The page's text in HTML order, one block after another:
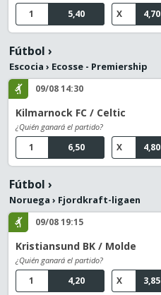
5,40
1 4,70
X
Fútbol ›
Escocia › Ecosse - Premiership
09/08 14:30
Kilmarnock FC / Celtic
¿Quién ganará el partido?
6,50
1 4,80
X
Fútbol ›
Noruega › Fjordkraft-ligaen
09/08 19:15
Kristiansund BK / Molde
¿Quién ganará el partido?
4,20
1 3,85
X